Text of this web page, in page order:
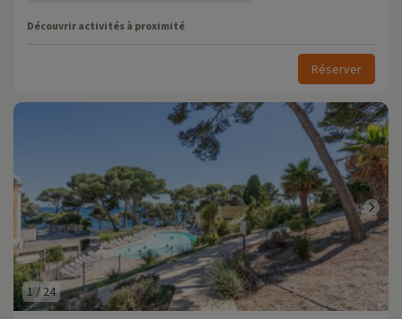
Découvrir activités à proximité
Réserver
1/ 24